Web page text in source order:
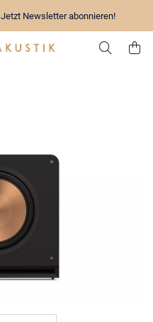
Jetzt Newsletter abonnieren!
Zur